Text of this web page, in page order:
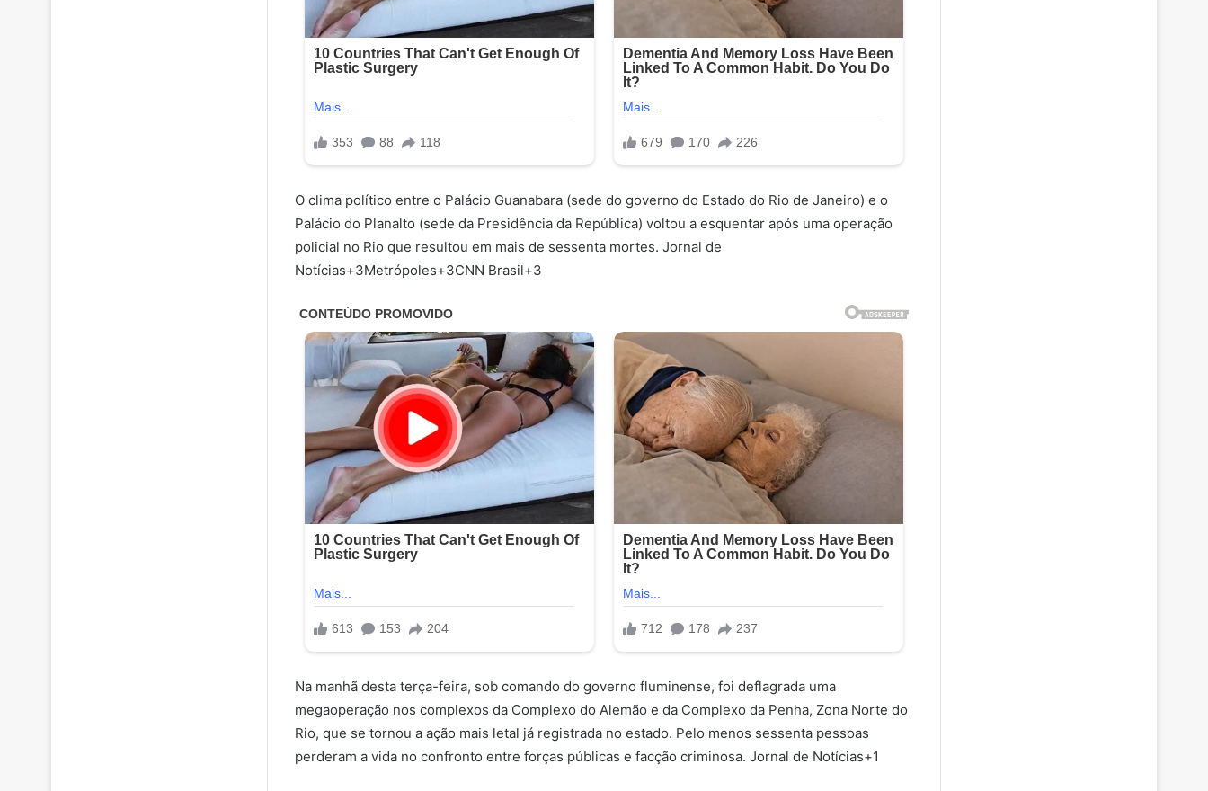
O clima político entre o Palácio Guanabara (sede do governo do Estado do Rio de Janeiro) e o
Palácio do Planalto (sede da Presidência da República) voltou a esquentar após uma operação
policial no Rio que resultou em mais de sessenta mortes. Jornal de
Notícias+3Metrópoles+3CNN Brasil+3
Na manhã desta terça-feira, sob comando do governo fluminense, foi deflagrada uma
megaoperação nos complexos da Complexo do Alemão e da Complexo da Penha, Zona Norte do
Rio, que se tornou a ação mais letal já registrada no estado. Pelo menos sessenta pessoas
perderam a vida no confronto entre forças públicas e facção criminosa. Jornal de Notícias+1